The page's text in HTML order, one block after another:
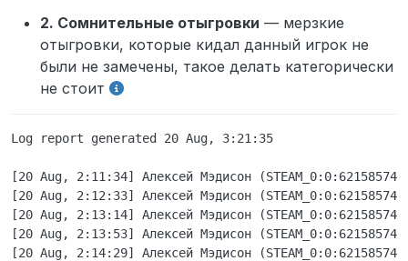
2. Сомнительные отыгровки — мерзкие
отыгровки, которые кидал данный игрок не
были не замечены, такое делать категорически
не стоит
Log report generated 20 Aug, 3:21:35
[20 Aug, 2:11:34] Алексей Мэдисон
[20 Aug, 2:12:33] Алексей Мэдисон
[20 Aug, 2:13:14] Алексей Мэдисон
[20 Aug, 2:13:53] Алексей Мэдисон
[20 Aug, 2:14:29] Алексей Мэдисон